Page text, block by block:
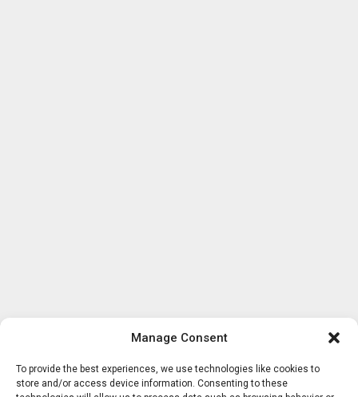
Manage Consent
To provide the best experiences, we use technologies like cookies to
store and/or access device information. Consenting to these